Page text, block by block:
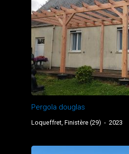
Pergola douglas
Loqueffret, Finistère (29) - 2023